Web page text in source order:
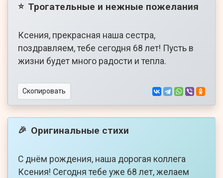
⭐ Трогательные и нежные пожелания
Ксения, прекрасная наша сестра,
поздравляем, тебе сегодня 68 лет! Пусть в
жизни будет много радости и тепла.
Скопировать
🎉 Оригинальные стихи
С днём рождения, наша дорогая коллега
Ксения! Сегодня тебе уже 68 лет, желаем